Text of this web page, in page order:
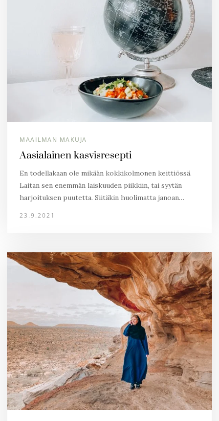
MAAILMAN MAKUJA
Aasialainen kasvisresepti
En todellakaan ole mikään kokkikolmonen keittiössä.
Laitan sen enemmän laiskuuden piikkiin, tai syytän
harjoituksen puutetta. Siitäkin huolimatta janoan…
23.9.2021